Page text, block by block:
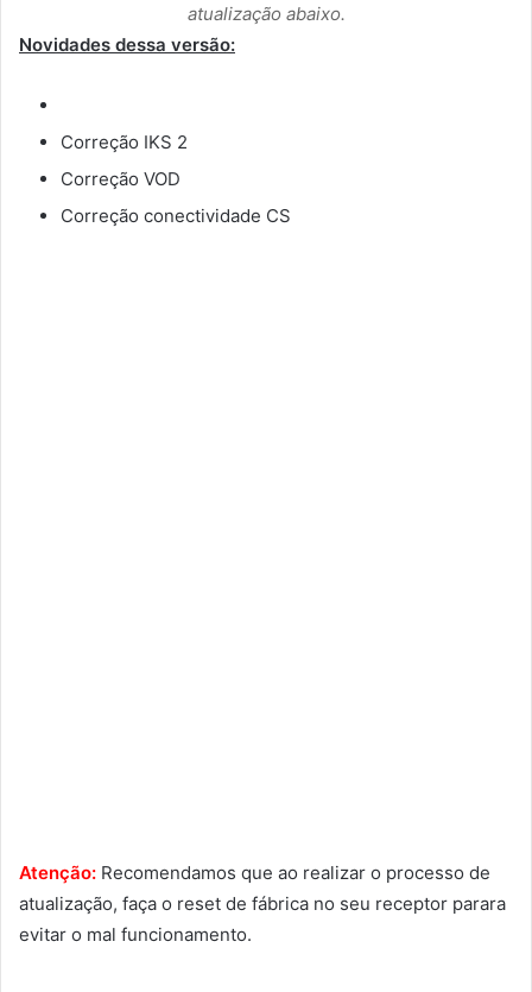
atualização abaixo.
Novidades dessa versão:
Correção IKS 2
Correção VOD
Correção conectividade CS
Atenção: Recomendamos que ao realizar o processo de
atualização, faça o reset de fábrica no seu receptor parara
evitar o mal funcionamento.